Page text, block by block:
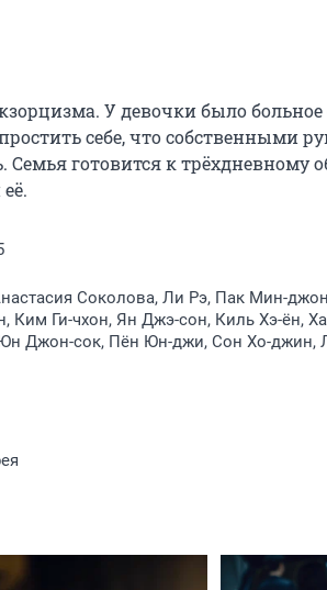
У девочки было
себе, что собственными
Семья готовится к трёхдневному
Соколова, Ли Рэ, Пак Мин-
Ким Ги-чхон, Ян Джэ-сон, Киль Хэ-ён,
Джон-сок, Пён Юн-джи, Сон Хо-джин,